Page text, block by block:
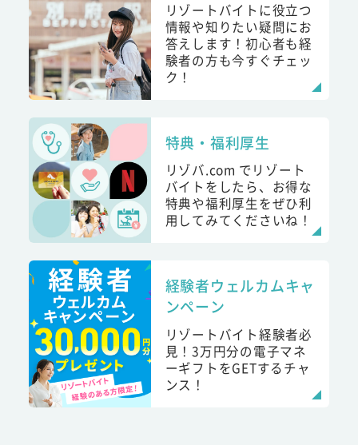
リゾートバイトに役立つ
情報や知りたい疑問にお
答えします！初心者も経
験者の方も今すぐチェッ
ク！
特典・福利厚生
リゾバ.com でリゾート
バイトをしたら、お得な
特典や福利厚生をぜひ利
用してみてくださいね！
経験者ウェルカムキャ
ンペーン
リゾートバイト経験者必
見！3万円分の電子マネ
ーギフトをGETするチャ
ンス！